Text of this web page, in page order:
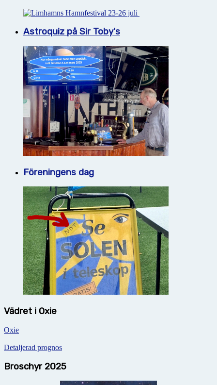
Astroquiz på Sir Toby's
Föreningens dag
Vädret i Oxie
Oxie
Detaljerad prognos
Broschyr 2025